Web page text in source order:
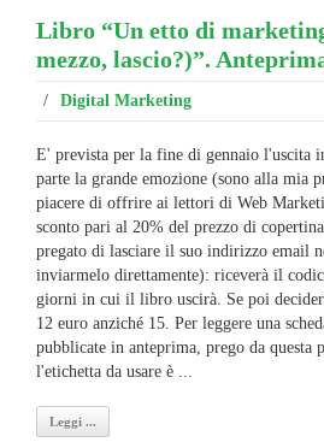
Libro “Un etto di
mezzo, lascio?)”.
/ Digital Marketing
E' prevista per la fine di gennaio l'uscita
parte la grande emozione (sono alla mia
piacere di offrire ai lettori di Web
sconto pari al 20% del prezzo di
pregato di lasciare il suo indirizzo email
inviarmelo direttamente): riceverà il
giorni in cui il libro uscirà. Se poi
12 euro anziché 15. Per leggere una
pubblicate in anteprima, prego da questa
l'etichetta da usare è ...
Leggi ...